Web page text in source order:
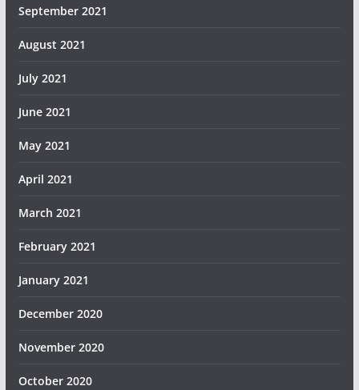
September 2021
August 2021
July 2021
June 2021
May 2021
April 2021
March 2021
February 2021
January 2021
December 2020
November 2020
October 2020